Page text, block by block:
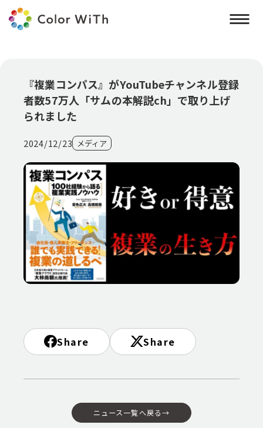
『複業コンパス』がYouTubeチャンネル登録
者数57万人「サムの本解説ch」で取り上げ
られました
2024/12/23 メディア
Share Share
ニュース一覧へ戻る→